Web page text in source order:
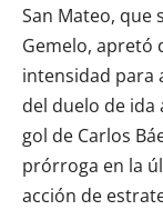
San Mateo, que
Gemelo, apretó
intensidad para
del duelo de ida
gol de Carlos
prórroga en la
acción de